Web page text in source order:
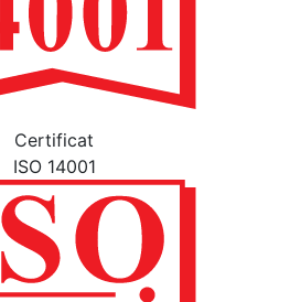
Certificat
ISO 14001